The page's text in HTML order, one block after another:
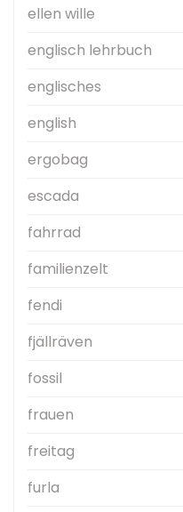
ellen wille
englisch lehrbuch
englisches
english
ergobag
escada
fahrrad
familienzelt
fendi
fjällräven
fossil
frauen
freitag
furla